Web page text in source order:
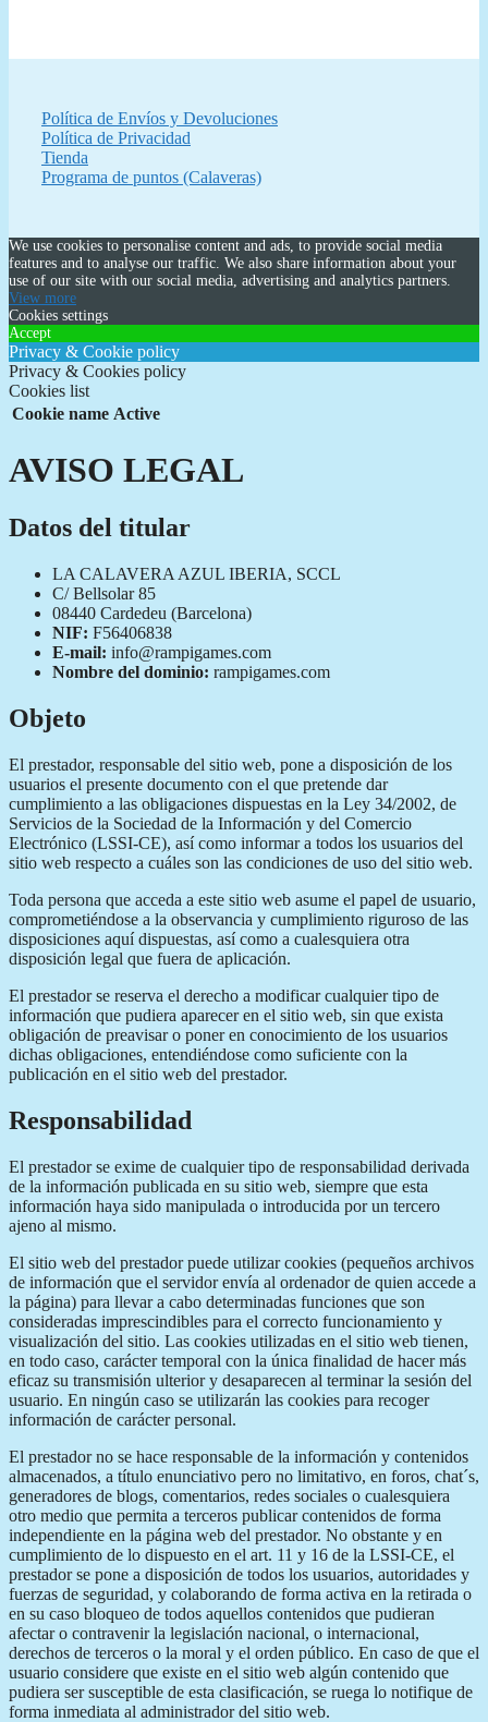
Política de Envíos y Devoluciones
Política de Privacidad
Tienda
Programa de puntos (Calaveras)
We use cookies to personalise content and ads, to provide social media
features and to analyse our traffic. We also share information about your
use of our site with our social media, advertising and analytics partners.
View more
Cookies settings
Accept
Privacy & Cookie policy
Privacy & Cookies policy
Cookies list
Cookie name Active
AVISO LEGAL
Datos del titular
LA CALAVERA AZUL IBERIA, SCCL
C/ Bellsolar 85
08440 Cardedeu (Barcelona)
NIF: F56406838
E-mail: info@rampigames.com
Nombre del dominio: rampigames.com
Objeto
El prestador, responsable del sitio web, pone a disposición de los
usuarios el presente documento con el que pretende dar
cumplimiento a las obligaciones dispuestas en la Ley 34/2002, de
Servicios de la Sociedad de la Información y del Comercio
Electrónico (LSSI-CE), así como informar a todos los usuarios del
sitio web respecto a cuáles son las condiciones de uso del sitio web.
Toda persona que acceda a este sitio web asume el papel de usuario,
comprometiéndose a la observancia y cumplimiento riguroso de las
disposiciones aquí dispuestas, así como a cualesquiera otra
disposición legal que fuera de aplicación.
El prestador se reserva el derecho a modificar cualquier tipo de
información que pudiera aparecer en el sitio web, sin que exista
obligación de preavisar o poner en conocimiento de los usuarios
dichas obligaciones, entendiéndose como suficiente con la
publicación en el sitio web del prestador.
Responsabilidad
El prestador se exime de cualquier tipo de responsabilidad derivada
de la información publicada en su sitio web, siempre que esta
información haya sido manipulada o introducida por un tercero
ajeno al mismo.
El sitio web del prestador puede utilizar cookies (pequeños archivos
de información que el servidor envía al ordenador de quien accede a
la página) para llevar a cabo determinadas funciones que son
consideradas imprescindibles para el correcto funcionamiento y
visualización del sitio. Las cookies utilizadas en el sitio web tienen,
en todo caso, carácter temporal con la única finalidad de hacer más
eficaz su transmisión ulterior y desaparecen al terminar la sesión del
usuario. En ningún caso se utilizarán las cookies para recoger
información de carácter personal.
El prestador no se hace responsable de la información y contenidos
almacenados, a título enunciativo pero no limitativo, en foros, chat´s,
generadores de blogs, comentarios, redes sociales o cualesquiera
otro medio que permita a terceros publicar contenidos de forma
independiente en la página web del prestador. No obstante y en
cumplimiento de lo dispuesto en el art. 11 y 16 de la LSSI-CE, el
prestador se pone a disposición de todos los usuarios, autoridades y
fuerzas de seguridad, y colaborando de forma activa en la retirada o
en su caso bloqueo de todos aquellos contenidos que pudieran
afectar o contravenir la legislación nacional, o internacional,
derechos de terceros o la moral y el orden público. En caso de que el
usuario considere que existe en el sitio web algún contenido que
pudiera ser susceptible de esta clasificación, se ruega lo notifique de
forma inmediata al administrador del sitio web.